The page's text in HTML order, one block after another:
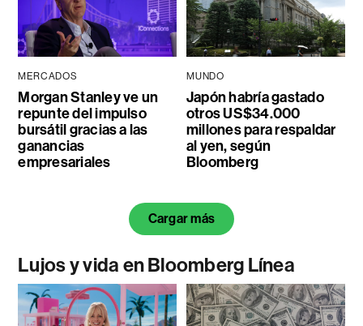
MERCADOS
Morgan Stanley ve un
repunte del impulso
bursátil gracias a las
ganancias
empresariales
MUNDO
Japón habría gastado
otros US$34.000
millones para respaldar
al yen, según
Bloomberg
Cargar más
Lujos y vida en Bloomberg Línea